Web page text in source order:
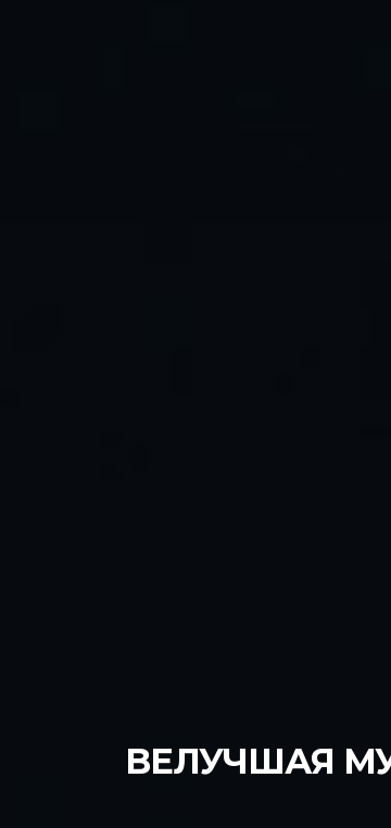
BEЛУЧШАЯ